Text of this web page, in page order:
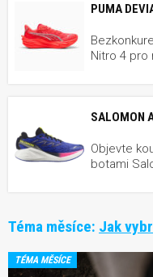
PUMA
Nitro 4 pro
SALOMON
Objevte
botami
Téma měsíce: Jak
TÉMA MĚSÍCE